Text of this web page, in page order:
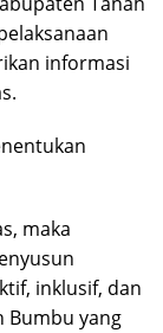
informasi
maka
inklusif, dan
Bumbu yang